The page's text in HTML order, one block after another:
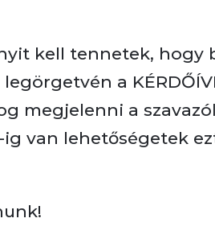
kell tennetek, hogy
legörgetvén a
megjelenni a
van lehetőségetek